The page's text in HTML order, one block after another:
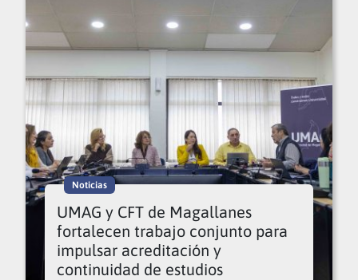
Noticias
UMAG y CFT de Magallanes
fortalecen trabajo conjunto para
impulsar acreditación y
continuidad de estudios